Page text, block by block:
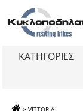
ΚΑΤΗΓΟΡΙΕΣ
> VITTORIA